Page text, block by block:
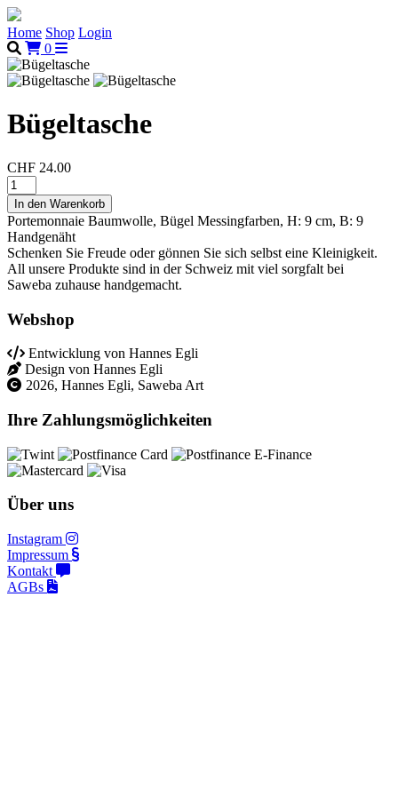
Home Shop Login
0
Bügeltasche
CHF 24.00
Portemonnaie Baumwolle, Bügel Messingfarben, H: 9 cm, B: 9
Handgenäht
Schenken Sie Freude oder gönnen Sie sich selbst eine Kleinigkeit.
All unsere Produkte sind in der Schweiz mit viel sorgfalt bei
Saweba zuhause handgemacht.
Webshop
Entwicklung von Hannes Egli
Design von Hannes Egli
2026, Hannes Egli, Saweba Art
Ihre Zahlungsmöglichkeiten
Über uns
Instagram
Impressum
Kontakt
AGBs